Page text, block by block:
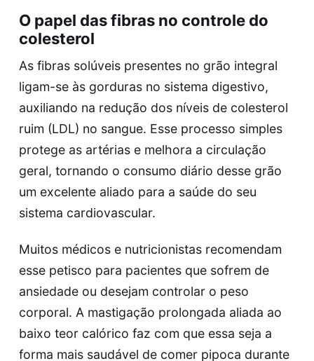
O papel das fibras no controle do
colesterol
As fibras solúveis presentes no grão integral
ligam-se às gorduras no sistema digestivo,
auxiliando na redução dos níveis de colesterol
ruim (LDL) no sangue. Esse processo simples
protege as artérias e melhora a circulação
geral, tornando o consumo diário desse grão
um excelente aliado para a saúde do seu
sistema cardiovascular.
Muitos médicos e nutricionistas recomendam
esse petisco para pacientes que sofrem de
ansiedade ou desejam controlar o peso
corporal. A mastigação prolongada aliada ao
baixo teor calórico faz com que essa seja a
forma mais saudável de comer pipoca durante